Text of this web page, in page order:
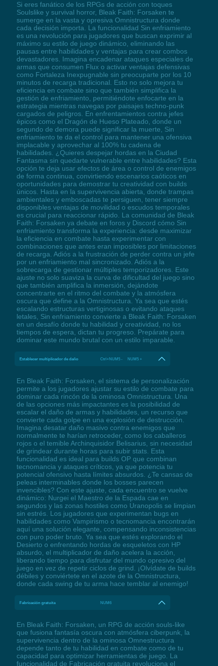
Si eres fanático de los RPGs de acción con toques
Soulslike y survival horror, Bleak Faith: Forsaken te
sumerge en la vasta y opresiva Omnistructura donde
cada decisión importa. La funcionalidad Sin enfriamiento
es una revolución para jugadores que buscan exprimir al
máximo su estilo de juego dinámico, eliminando las
pausas entre habilidades y ventajas para crear combos
devastadores. Imagina encadenar ataques especiales de
armas que consumen Flux o activar ventajas defensivas
como Fortaleza Inexpugnable sin preocuparte por los 10
minutos de recarga tradicional. Esto no solo mejora tu
eficiencia en combate sino que también simplifica la
gestión de enfriamiento, permitiéndote enfocarte en la
estrategia mientras navegas por paisajes techno-punk
cargados de peligros. En enfrentamientos contra jefes
épicos como el Dragón de Hueso Plateado, donde un
segundo de demora puede significar la muerte, Sin
enfriamiento te da el control para mantener una ofensiva
implacable y aprovechar al 100% tu cadena de
habilidades. ¿Quieres despejar hordas en la Ciudad
Fantasma sin quedarte vulnerable entre habilidades? Esta
opción te deja usar efectos de área o control de enemigos
de forma continua, convirtiendo escenarios caóticos en
oportunidades para demostrar tu creatividad con builds
únicos. Hasta en la supervivencia abierta, donde trampas
ambientales y emboscadas te persiguen, tener siempre
disponibles ventajas de movilidad o escudos temporales
es crucial para reaccionar rápido. La comunidad de Bleak
Faith: Forsaken ya debate en foros y Discord cómo Sin
enfriamiento transforma la experiencia: desde maximizar
la eficiencia en combate hasta experimentar con
combinaciones que antes eran imposibles por limitaciones
de recarga. Adiós a la frustración de perder contra un jefe
por un enfriamiento mal sincronizado. Adiós a la
sobrecarga de gestionar múltiples temporizadores. Este
ajuste no solo suaviza la curva de dificultad del juego sino
que también amplifica la inmersión, dejándote
concentrarte en el ritmo del combate y la atmósfera
oscura que define a la Omnistructura. Ya sea que estés
escalando estructuras vertiginosas o evitando ataques
letales, Sin enfriamiento convierte a Bleak Faith: Forsaken
en un desafío donde tu habilidad y creatividad, no los
tiempos de espera, dictan tu progreso. Prepárate para
dominar este mundo brutal con un estilo imparable.
Establecer multiplicador de daño Ctrl+NUM5 - NUM5 +
En Bleak Faith: Forsaken, el sistema de personalización
permite a los jugadores ajustar su estilo de combate para
dominar cada rincón de la ominosa Omnistructura. Una
de las opciones más impactantes es la posibilidad de
escalar el daño de armas y habilidades, un recurso que
convierte cada golpe en una explosión de destrucción.
Imagina desatar daño masivo contra enemigos que
normalmente te harían retroceder, como los caballeros
rojos o el temible Archinquisidor Belisarius, sin necesidad
de grindear durante horas para subir stats. Esta
funcionalidad es ideal para builds OP que combinan
tecnomancia y ataques críticos, ya que potencia tu
potencial ofensivo hasta límites absurdos. ¿Te cansas de
peleas interminables donde los bosses parecen
invencibles? Con este ajuste, cada encuentro se vuelve
dinámico: Nurgei el Maestro de la Espada cae en
segundos y las zonas hostiles como Uranopolis se limpian
sin estrés. Los jugadores que experimentan bugs en
habilidades como Vampirismo o tecnomancia encontrarán
aquí una solución elegante, compensando inconsistencias
con puro poder bruto. Ya sea que estés explorando el
Desierto o enfrentando hordas de esqueletos con HP
absurdo, el multiplicador de daño acelera la acción,
liberando tiempo para disfrutar del mundo opresivo del
juego en vez de repetir ciclos de grind. ¡Olvídate de builds
débiles y conviértete en el azote de la Omnistructura,
donde cada swing de tu arma hace temblar al enemigo!
Fabricación gratuita NUM6
En Bleak Faith: Forsaken, un RPG de acción souls-like
que fusiona fantasía oscura con atmósfera ciberpunk, la
supervivencia dentro de la ominosa Omnestructura
depende tanto de tu habilidad en combate como de tu
capacidad para optimizar herramientas de juego. La
funcionalidad de Fabricación gratuita revoluciona el